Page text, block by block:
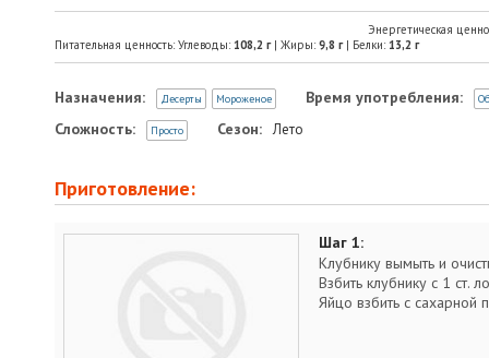
Энергетическая
Питательная ценность: Углеводы: 108,2 г| Жиры: 9,8 г| Белки: 13,2 г
Назначения: Десерты Мороженое Время употребления:
Сложность: Просто Сезон: Лето
Приготовление:
Шаг 1:
Клубнику вымыть и
Взбить клубнику с 1 ст.
Яйцо взбить с сахарной